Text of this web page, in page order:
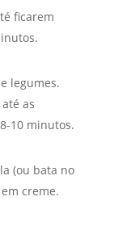
ficarem
legumes.
as
10 minutos.
(ou bata no
creme.